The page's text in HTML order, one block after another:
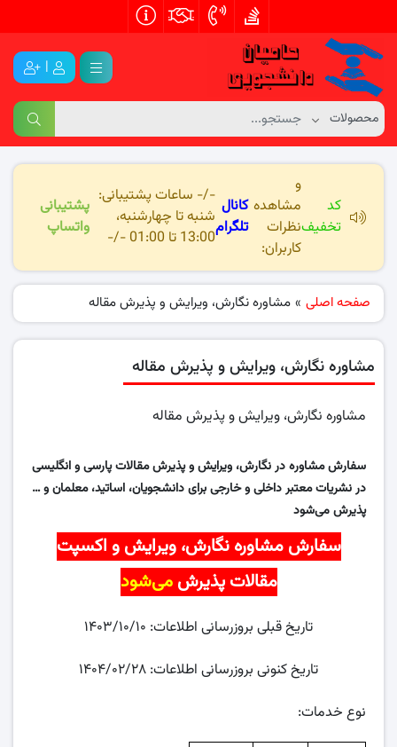
|
کد
تخفیف
و
مشاهده
نظرات
کاربران:
کانال
تلگرام
-/- ساعات پشتیبانی:
شنبه تا چهارشنبه،
13:00 تا 01:00 -/-
پشتیبانی
واتساپ
صفحه اصلی » مشاوره نگارش، ویرایش و پذیرش مقاله
مشاوره نگارش، ویرایش و پذیرش مقاله
مشاوره نگارش، ویرایش و پذیرش مقاله
سفارش مشاوره در نگارش، ویرایش و پذیرش مقالات پارسی و انگلیسی
در نشریات معتبر داخلی و خارجی برای دانشجویان، اساتید، معلمان و …
پذیرش می‌شود
سفارش مشاوره نگارش، ویرایش و اکسپت
مقالات پذیرشمی‌شود
تاریخ قبلی بروزرسانی اطلاعات: ۱۴۰۳/۱۰/۱۰
تاریخ کنونی بروزرسانی اطلاعات: ۱۴۰۴/۰۲/۲۸
نوع خدمات: